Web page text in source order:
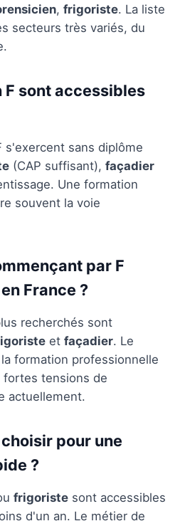
, frigoriste. La liste
secteurs très variés, du
F sont accessibles
s'exercent sans diplôme
(CAP suffisant), façadier
Une formation
souvent la voie
par F
France ?
recherchés sont
et façadier. Le
formation professionnelle
tensions de
actuellement.
pour une
?
frigoriste sont accessibles
d'un an. Le métier de